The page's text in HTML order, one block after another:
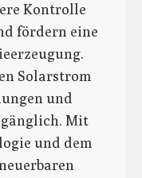
Kontrolle
fördern eine
Solarstrom
und
Mit
und dem